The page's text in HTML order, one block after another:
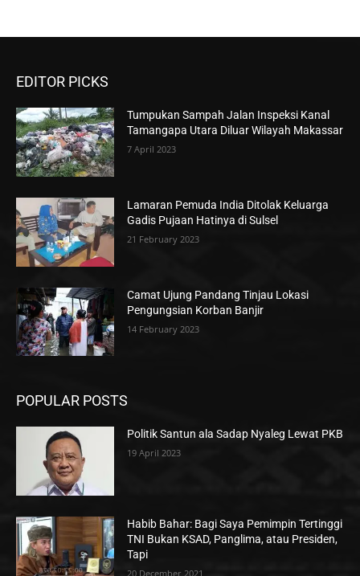
EDITOR PICKS
Tumpukan Sampah Jalan Inspeksi Kanal
Tamangapa Utara Diluar Wilayah Makassar
7 April 2023
Lamaran Pemuda India Ditolak Keluarga
Gadis Pujaan Hatinya di Sulsel
21 February 2023
Camat Ujung Pandang Tinjau Lokasi
Pengungsian Korban Banjir
14 February 2023
POPULAR POSTS
Politik Santun ala Sadap Nyaleg Lewat PKB
19 April 2023
Habib Bahar: Bagi Saya Pemimpin Tertinggi
TNI Bukan KSAD, Panglima, atau Presiden,
Tapi
20 December 2021